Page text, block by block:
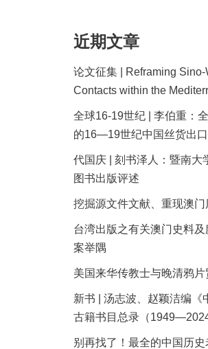
近期文章
论文征集 | Reframing Sino-
Contacts within the
全球16-19世纪 | 李伯重：
的16—19世纪中国丝货出口
代国庆 | 刻书泽人：暨南大
图书出版评述
挖掘源文件文献、重现澳门
台湾出版之有关澳门史料
案举隅
美国来华传教士与晚清鸦片
新书 | 汤志波、赵颖洁编《
古籍书目总录（
别再找了！最全的中国历